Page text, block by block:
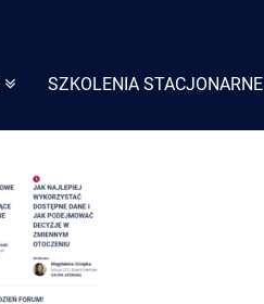
SZKOLENIA STACJONARNE